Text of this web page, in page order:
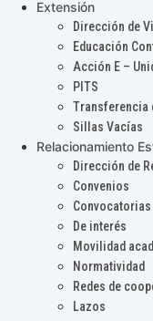
Extensión
Dirección de
Educación
Acción E –
PITS
Transferencia
Sillas Vacías
Relacionamiento
Dirección de
Convenios
De interés
Movilidad
Normatividad
Redes de
Lazos